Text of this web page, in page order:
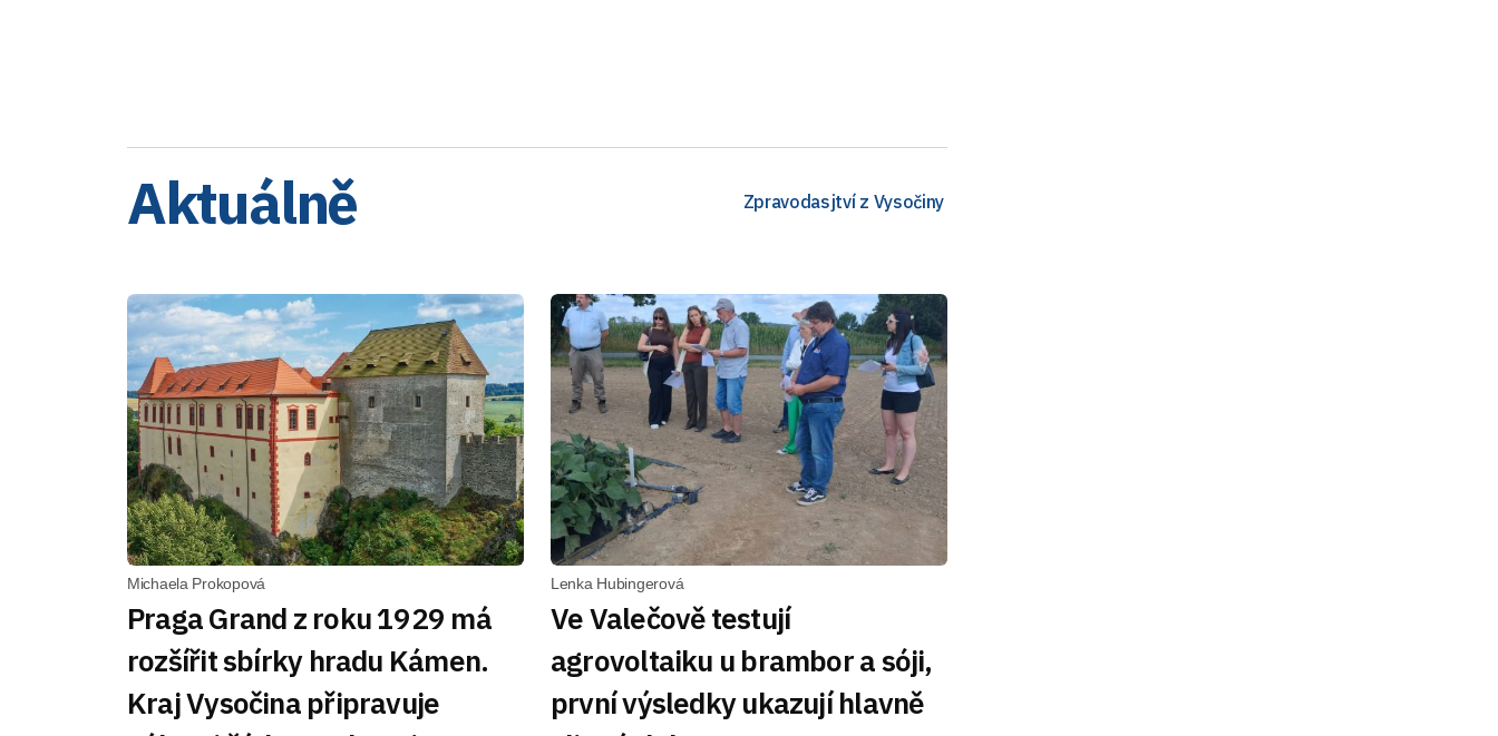
Aktuálně Zpravodasjtví z Vysočiny
Michaela Prokopová
Praga Grand z roku 1929 má
rozšířit sbírky hradu Kámen.
Kraj Vysočina připravuje
Lenka Hubingerová
Ve Valečově testují
agrovoltaiku u brambor a sóji,
první výsledky ukazují hlavně